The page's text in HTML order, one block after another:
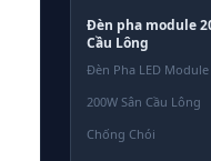
Đèn pha module
Cầu Lông
Đèn Pha LED Module
200W Sân Cầu Lông
Chống Chói